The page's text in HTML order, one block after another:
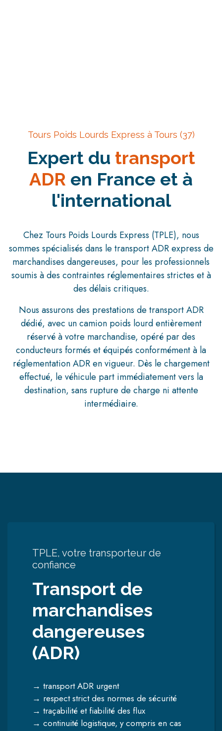
Tours Poids Lourds Express à Tours (37)
Expert du transport
ADR en France et à
l'international
Chez Tours Poids Lourds Express (TPLE), nous
sommes spécialisés dans le transport ADR express de
marchandises dangereuses, pour les professionnels
soumis à des contraintes réglementaires strictes et à
des délais critiques.
Nous assurons des prestations de transport ADR
dédié, avec un camion poids lourd entièrement
réservé à votre marchandise, opéré par des
conducteurs formés et équipés conformément à la
réglementation ADR en vigueur. Dès le chargement
effectué, le véhicule part immédiatement vers la
destination, sans rupture de charge ni attente
intermédiaire.
TPLE, votre transporteur de
confiance
Transport de
marchandises
dangereuses
(ADR)
→ transport ADR urgent
→ respect strict des normes de sécurité
→ traçabilité et fiabilité des flux
→ continuité logistique, y compris en cas